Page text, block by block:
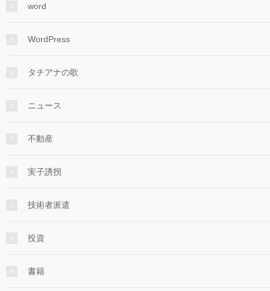
word
WordPress
タチアナの歌
ニュース
不動産
実子誘拐
技術者派遣
投資
書籍